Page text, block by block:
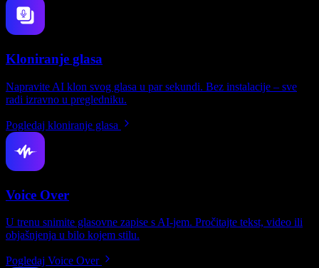
Kloniranje glasa
Napravite AI klon svog glasa u par sekundi. Bez instalacije – sve
radi izravno u pregledniku.
Pogledaj kloniranje glasa
Voice Over
U trenu snimite glasovne zapise s AI-jem. Pročitajte tekst, video ili
objašnjenja u bilo kojem stilu.
Pogledaj Voice Over